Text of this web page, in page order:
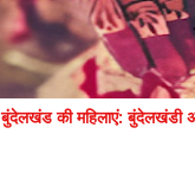
बुंदेलखंड की महिलाएं: बुंदेलखंडी